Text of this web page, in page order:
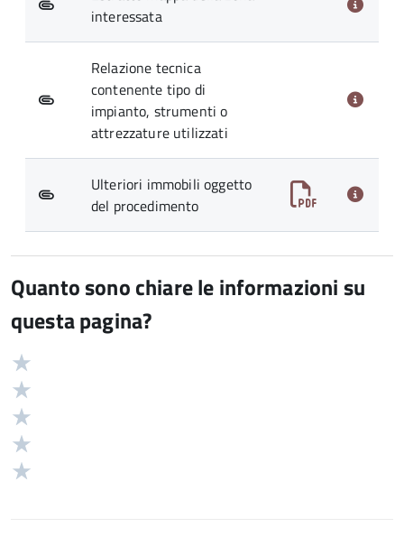
interessata
Relazione tecnica
contenente tipo di
impianto, strumenti o
attrezzature utilizzati
Ulteriori immobili oggetto
del procedimento
Quanto sono chiare le informazioni su
questa pagina?
Valutazione